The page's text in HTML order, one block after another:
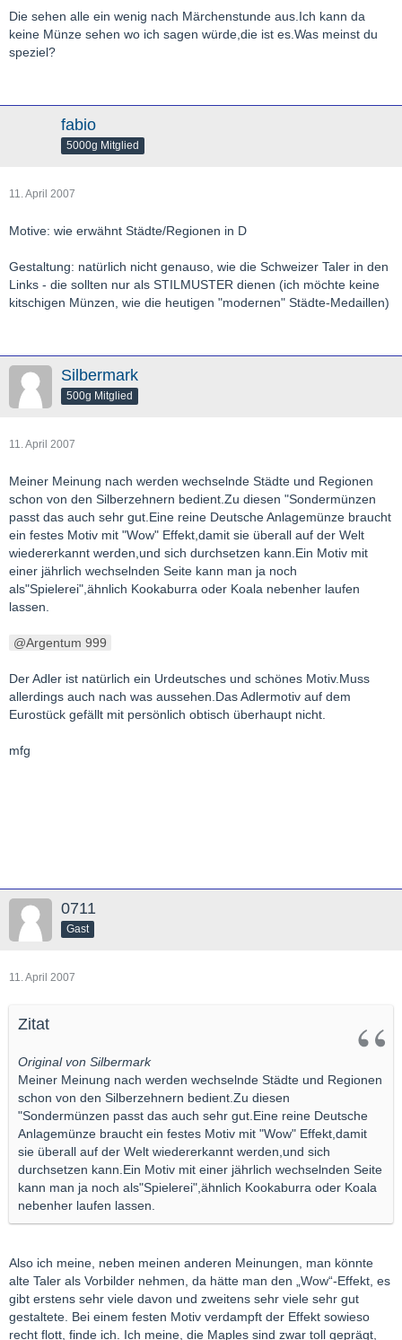
http://www.coinarchives.com/w/…
er+and+17+and+z%C3%BCrich
http://www.coinarchives.com/w/…
rch=taler+and+17+and+genf
Die sehen alle ein wenig nach Märchenstunde aus.Ich kann da
keine Münze sehen wo ich sagen würde,die ist es.Was meinst du
speziel?
fabio
5000g Mitglied
11. April 2007
Motive: wie erwähnt Städte/Regionen in D
Gestaltung: natürlich nicht genauso, wie die Schweizer Taler in den
Links - die sollten nur als STILMUSTER dienen (ich möchte keine
kitschigen Münzen, wie die heutigen "modernen" Städte-Medaillen)
Silbermark
500g Mitglied
11. April 2007
Meiner Meinung nach werden wechselnde Städte und Regionen
schon von den Silberzehnern bedient.Zu diesen "Sondermünzen
passt das auch sehr gut.Eine reine Deutsche Anlagemünze braucht
ein festes Motiv mit "Wow" Effekt,damit sie überall auf der Welt
wiedererkannt werden,und sich durchsetzen kann.Ein Motiv mit
einer jährlich wechselnden Seite kann man ja noch
als"Spielerei",ähnlich Kookaburra oder Koala nebenher laufen
lassen.
Argentum 999
Der Adler ist natürlich ein Urdeutsches und schönes Motiv.Muss
allerdings auch nach was aussehen.Das Adlermotiv auf dem
Eurostück gefällt mit persönlich obtisch überhaupt nicht.
mfg
0711
Gast
11. April 2007
Zitat
Original von Silbermark
Meiner Meinung nach werden wechselnde Städte und Regionen
schon von den Silberzehnern bedient.Zu diesen
"Sondermünzen passt das auch sehr gut.Eine reine Deutsche
Anlagemünze braucht ein festes Motiv mit "Wow" Effekt,damit
sie überall auf der Welt wiedererkannt werden,und sich
durchsetzen kann.Ein Motiv mit einer jährlich wechselnden Seite
kann man ja noch als"Spielerei",ähnlich Kookaburra oder Koala
nebenher laufen lassen.
Also ich meine, neben meinen anderen Meinungen, man könnte
alte Taler als Vorbilder nehmen, da hätte man den „Wow“-Effekt, es
gibt erstens sehr viele davon und zweitens sehr viele sehr gut
gestaltete. Bei einem festen Motiv verdampft der Effekt sowieso
recht flott, finde ich. Ich meine, die Maples sind zwar toll geprägt,